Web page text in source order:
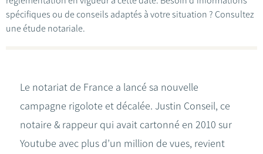
spécifiques ou de conseils adaptés à votre situation ? Consultez
une étude notariale.
Le notariat de France a lancé sa nouvelle
campagne rigolote et décalée. Justin Conseil, ce
notaire & rappeur qui avait cartonné en 2010 sur
Youtube avec plus d’un million de vues, revient